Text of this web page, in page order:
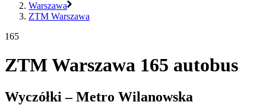
Warszawa
ZTM Warszawa
165
ZTM Warszawa 165 autobus
Wyczółki – Metro Wilanowska